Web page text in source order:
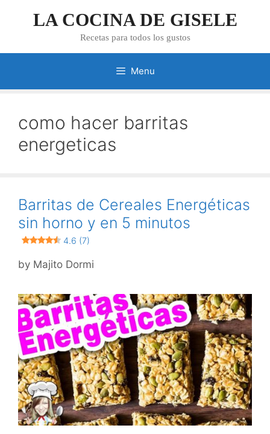
LA COCINA DE GISELE
Recetas para todos los gustos
Menu
como hacer barritas
energeticas
Barritas de Cereales Energéticas
sin horno y en 5 minutos
4.6 (7)
by Majito Dormi